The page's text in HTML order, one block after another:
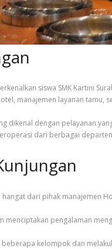
siswa SMK Kartini
manajemen layanan tamu,
dikenal dengan pelayanan
dari berbagai
dari pihak manajemen
pengalaman
kelompok dan